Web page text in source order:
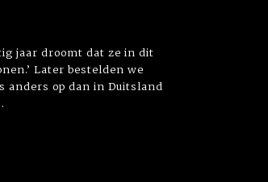
jaar droomt dat ze in dit
Later bestelden we
anders op dan in Duitsland